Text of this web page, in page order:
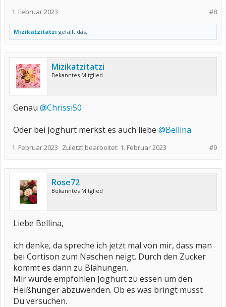
#8
1. Februar 2023
Mizikatzitatzi gefällt das.
Mizikatzitatzi
Bekanntes Mitglied
Genau @Chrissi50
Oder bei Joghurt merkst es auch liebe @Bellina
#9
1. Februar 2023 Zuletzt bearbeitet: 1. Februar 2023
Rose72
Bekanntes Mitglied
Liebe Bellina,
ich denke, da spreche ich jetzt mal von mir, dass man
bei Cortison zum Naschen neigt. Durch den Zucker
kommt es dann zu Blähungen.
Mir wurde empfohlen Joghurt zu essen um den
Heißhunger abzuwenden. Ob es was bringt musst
Du versuchen.